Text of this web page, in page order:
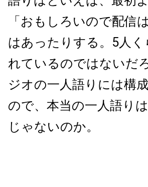
「おもしろいので配信
はあったりする。5人
れているのではないだ
ジオの一人語りには構
ので、本当の一人語り
じゃないのか。